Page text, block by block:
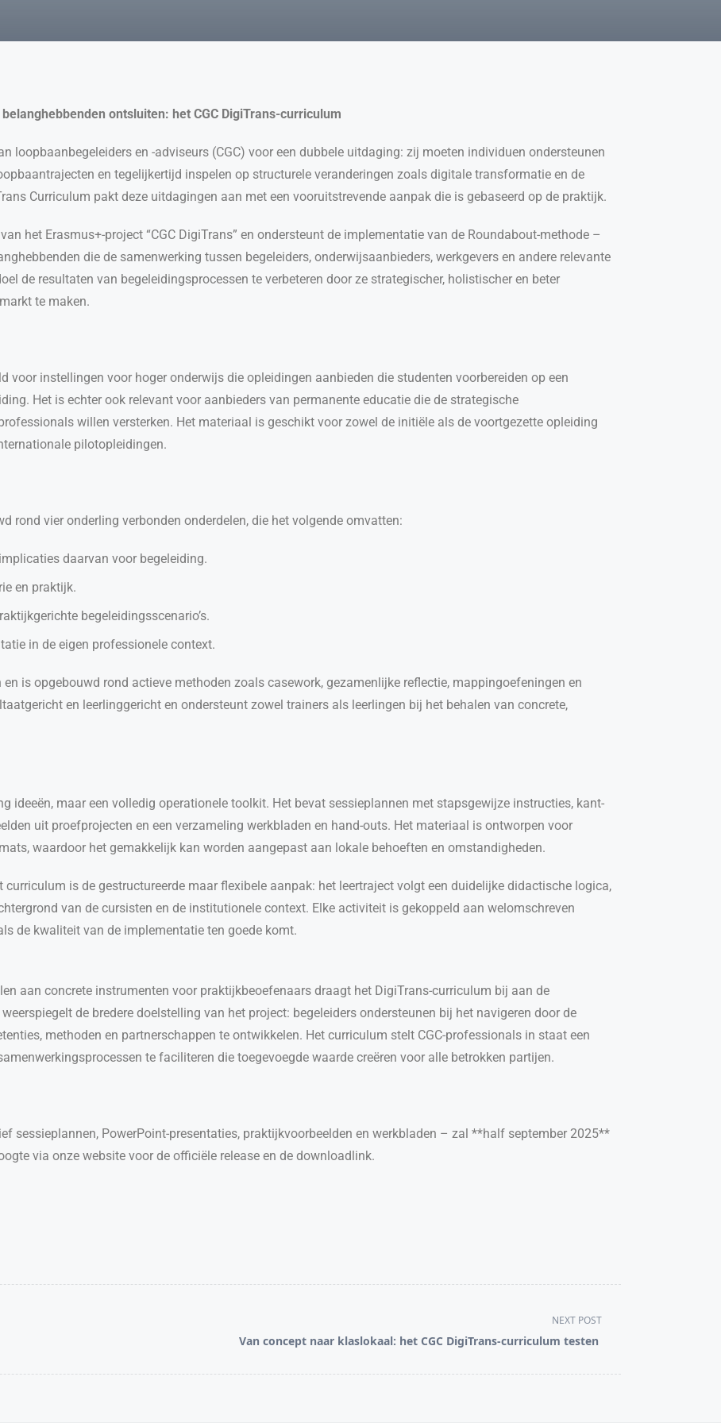
ontsluiten: het CGC DigiTrans-curriculum
loopbaanbegeleiders en -adviseurs (CGC) voor een dubbele uitdaging: zij moeten individuen ondersteunen
en tegelijkertijd inspelen op structurele veranderingen zoals digitale transformatie en de
Curriculum pakt deze uitdagingen aan met een vooruitstrevende aanpak die is gebaseerd op de praktijk.
het Erasmus+-project “CGC DigiTrans” en ondersteunt de implementatie van de Roundabout-methode –
die de samenwerking tussen begeleiders, onderwijsaanbieders, werkgevers en andere relevante
de resultaten van begeleidingsprocessen te verbeteren door ze strategischer, holistischer en beter
te maken.
voor instellingen voor hoger onderwijs die opleidingen aanbieden die studenten voorbereiden op een
Het is echter ook relevant voor aanbieders van permanente educatie die de strategische
willen versterken. Het materiaal is geschikt voor zowel de initiële als de voortgezette opleiding
pilotopleidingen.
rond vier onderling verbonden onderdelen, die het volgende omvatten:
daarvan voor begeleiding.
en praktijk.
begeleidingsscenario’s.
in de eigen professionele context.
is opgebouwd rond actieve methoden zoals casework, gezamenlijke reflectie, mappingoefeningen en
en leerlinggericht en ondersteunt zowel trainers als leerlingen bij het behalen van concrete,
ideeën, maar een volledig operationele toolkit. Het bevat sessieplannen met stapsgewijze instructies, kant-
uit proefprojecten en een verzameling werkbladen en hand-outs. Het materiaal is ontworpen voor
waardoor het gemakkelijk kan worden aangepast aan lokale behoeften en omstandigheden.
curriculum is de gestructureerde maar flexibele aanpak: het leertraject volgt een duidelijke didactische logica,
van de cursisten en de institutionele context. Elke activiteit is gekoppeld aan welomschreven
de kwaliteit van de implementatie ten goede komt.
aan concrete instrumenten voor praktijkbeoefenaars draagt het DigiTrans-curriculum bij aan de
de bredere doelstelling van het project: begeleiders ondersteunen bij het navigeren door de
methoden en partnerschappen te ontwikkelen. Het curriculum stelt CGC-professionals in staat een
te faciliteren die toegevoegde waarde creëren voor alle betrokken partijen.
sessieplannen, PowerPoint-presentaties, praktijkvoorbeelden en werkbladen – zal **half september 2025**
via onze website voor de officiële release en de downloadlink.
NEXT POST
Van concept naar klaslokaal: het CGC DigiTrans-curriculum testen